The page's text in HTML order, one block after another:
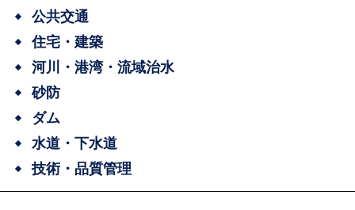
公共交通
住宅・建築
河川・港湾・流域治水
砂防
ダム
水道・下水道
技術・品質管理